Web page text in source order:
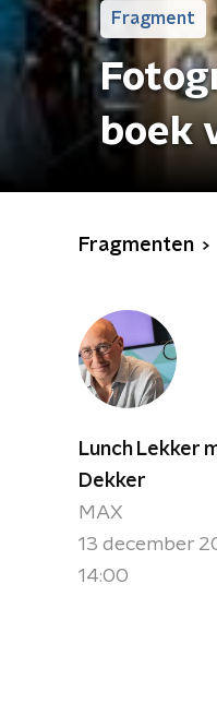
Fragment
boek
Fragmenten
Lunch Lekker
Dekker
MAX
13 december
14:00